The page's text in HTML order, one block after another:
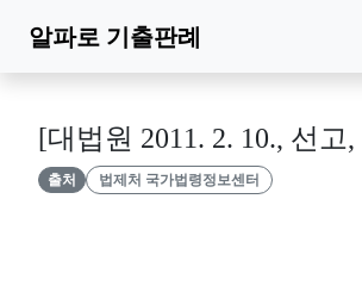
알파로 기출판례
[대법원 2011. 2. 10., 선고
출처 법제처 국가법령정보센터